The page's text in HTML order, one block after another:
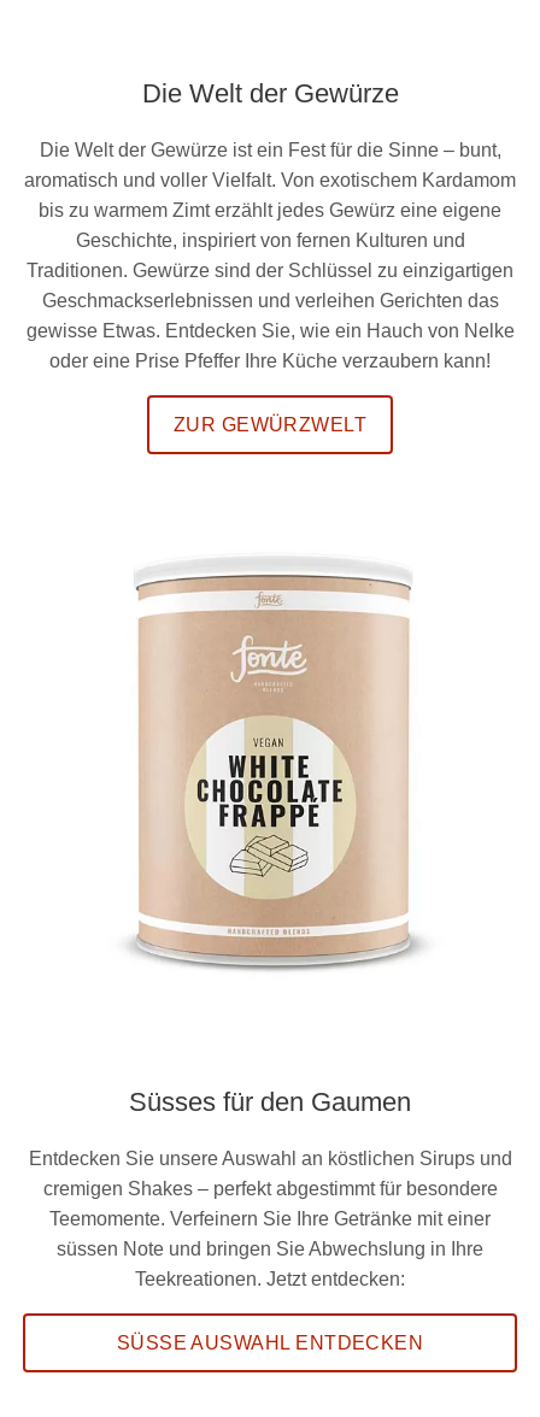
Die Welt der Gewürze
Die Welt der Gewürze ist ein Fest für die Sinne – bunt,
aromatisch und voller Vielfalt. Von exotischem Kardamom
bis zu warmem Zimt erzählt jedes Gewürz eine eigene
Geschichte, inspiriert von fernen Kulturen und
Traditionen. Gewürze sind der Schlüssel zu einzigartigen
Geschmackserlebnissen und verleihen Gerichten das
gewisse Etwas. Entdecken Sie, wie ein Hauch von Nelke
oder eine Prise Pfeffer Ihre Küche verzaubern kann!
ZUR GEWÜRZWELT
Süsses für den Gaumen
Entdecken Sie unsere Auswahl an köstlichen Sirups und
cremigen Shakes – perfekt abgestimmt für besondere
Teemomente. Verfeinern Sie Ihre Getränke mit einer
süssen Note und bringen Sie Abwechslung in Ihre
Teekreationen. Jetzt entdecken:
SÜSSE AUSWAHL ENTDECKEN